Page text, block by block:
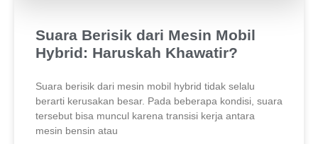
Suara Berisik dari Mesin Mobil
Hybrid: Haruskah Khawatir?
Suara berisik dari mesin mobil hybrid tidak selalu
berarti kerusakan besar. Pada beberapa kondisi, suara
tersebut bisa muncul karena transisi kerja antara
mesin bensin atau